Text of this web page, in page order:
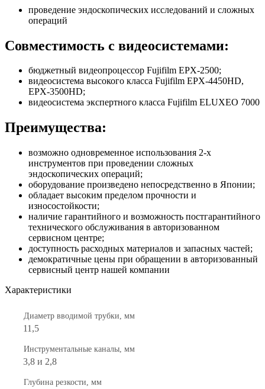
проведение эндоскопических исследований и сложных
операций
Совместимость с видеосистемами:
бюджетный видеопроцессор Fujifilm EPX-2500;
видеосистема высокого класса Fujifilm EPX-4450HD,
EPX-3500HD;
видеосистема экспертного класса Fujifilm ELUXEO 7000
Преимущества:
возможно одновременное использования 2-х
инструментов при проведении сложных
эндоскопических операций;
оборудование произведено непосредственно в Японии;
обладает высоким пределом прочности и
износостойкости;
наличие гарантийного и возможность постгарантийного
технического обслуживания в авторизованном
сервисном центре;
доступность расходных материалов и запасных частей;
демократичные цены при обращении в авторизованный
сервисный центр нашей компании
Характеристики
Диаметр вводимой трубки, мм
11,5
Инструментальные каналы, мм
3,8 и 2,8
Глубина резкости, мм